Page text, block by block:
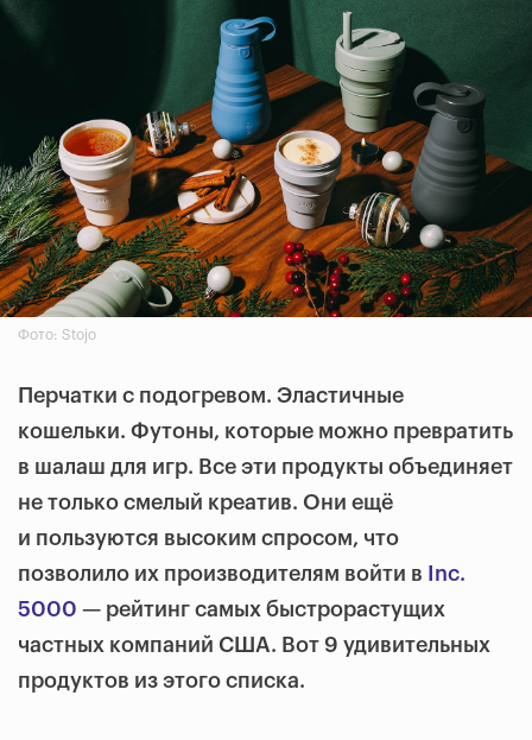
Фото: Stojo
Перчатки с подогревом. Эластичные
кошельки. Футоны, которые можно превратить
в шалаш для игр. Все эти продукты объединяет
не только смелый креатив. Они ещё
и пользуются высоким спросом, что
позволило их производителям войти в Inc.
5000 — рейтинг самых быстрорастущих
частных компаний США. Вот 9 удивительных
продуктов из этого списка.